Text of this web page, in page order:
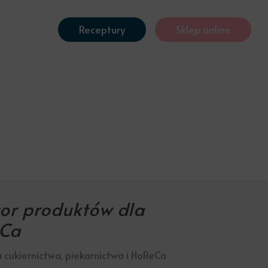
Receptury Sklep online
produktów dla
piekarnictwa i HoReCa